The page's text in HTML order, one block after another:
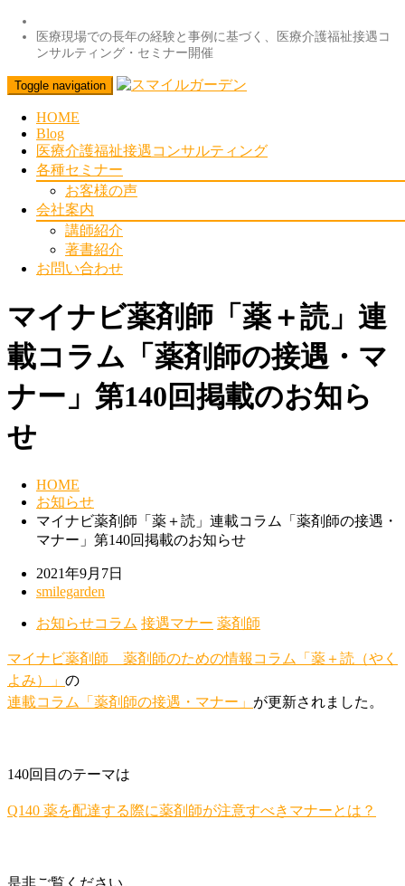
医療現場での長年の経験と事例に基づく、医療介護福祉接遇コ
ンサルティング・セミナー開催
Toggle navigation
HOME
Blog
医療介護福祉接遇コンサルティング
各種セミナー
お客様の声
会社案内
講師紹介
著書紹介
お問い合わせ
マイナビ薬剤師「薬＋読」連
載コラム「薬剤師の接遇・マ
ナー」第140回掲載のお知ら
せ
HOME
お知らせ
マイナビ薬剤師「薬＋読」連載コラム「薬剤師の接遇・
マナー」第140回掲載のお知らせ
2021年9月7日
smilegarden
お知らせコラム 接遇マナー 薬剤師
マイナビ薬剤師 薬剤師のための情報コラム「薬＋読（やく
よみ）」 の
連載コラム「薬剤師の接遇・マナー」 が更新されました。
140回目のテーマは
Q140 薬を配達する際に薬剤師が注意すべきマナーとは？
是非ご覧ください。